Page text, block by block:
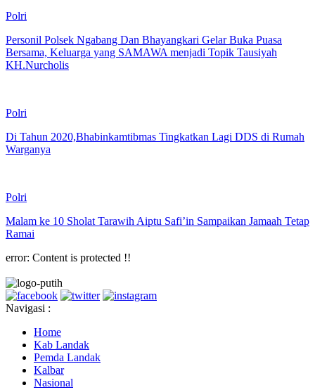
Polri
Personil Polsek Ngabang Dan Bhayangkari Gelar Buka Puasa
Bersama, Keluarga yang SAMAWA menjadi Topik Tausiyah
KH.Nurcholis
Polri
Di Tahun 2020,Bhabinkamtibmas Tingkatkan Lagi DDS di Rumah
Warganya
Polri
Malam ke 10 Sholat Tarawih Aiptu Safi’in Sampaikan Jamaah Tetap
Ramai
error: Content is protected !!
Navigasi :
Home
Kab Landak
Pemda Landak
Kalbar
Nasional